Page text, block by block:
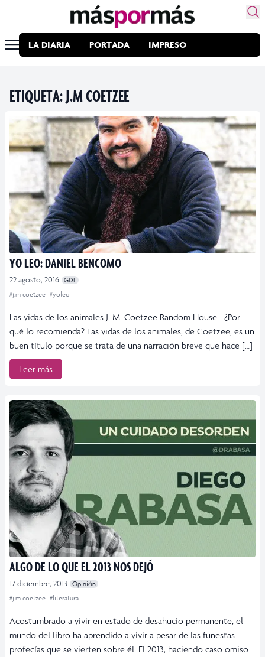
LA DIARIA PORTADA IMPRESO
ETIQUETA:J.M COETZEE
YO LEO: DANIEL BENCOMO
22 agosto, 2016 GDL
#j.m coetzee #yoleo
Las vidas de los animales J. M. Coetzee Random House ¿Por
qué lo recomienda? Las vidas de los animales, de Coetzee, es un
buen título porque se trata de una narración breve que hace […]
Leer más
ALGO DE LO QUE EL 2013 NOS DEJÓ
17 diciembre, 2013 Opinión
#j.m coetzee #literatura
Acostumbrado a vivir en estado de desahucio permanente, el
mundo del libro ha aprendido a vivir a pesar de las funestas
profecías que se vierten sobre él. El 2013, haciendo caso omiso